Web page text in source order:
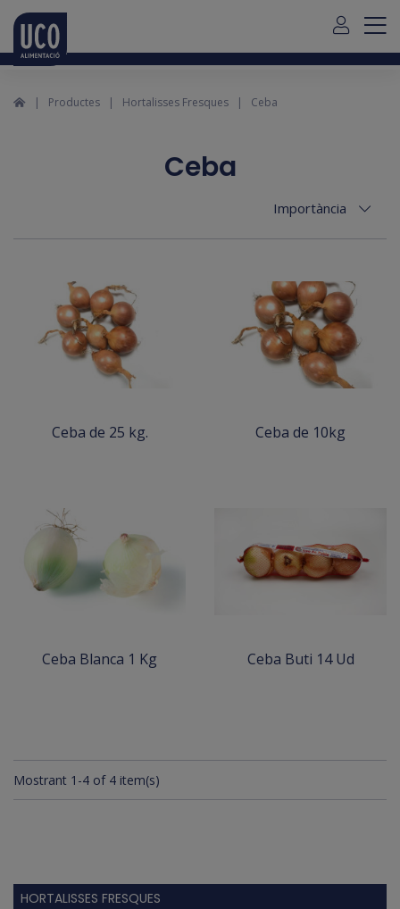
Per a serveis a fora de Mallorca, si us plau contacteu amb
Català
Productes Hortalisses Fresques Ceba
Ceba
Importància
Ceba de 25 kg. Ceba de 10kg
Ceba Blanca 1 Kg Ceba Buti 14 Ud
Mostrant 1-4 of 4 item(s)
HORTALISSES FRESQUES